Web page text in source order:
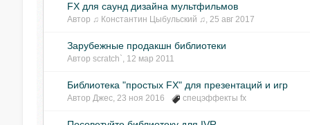
FX для саунд дизайна мультфильмов
Автор ♫ Константин Цыбульский ♫, 25 авг 2017
Зарубежные продакшн библиотеки
Автор scratch`, 12 мар 2011
Библиотека "простых FX" для презентаций и игр
Автор Джес, 23 ноя 2016 спецэффекты fx